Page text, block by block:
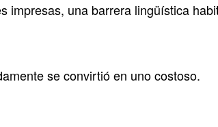
impresas, una barrera lingüística
se convirtió en uno costoso.